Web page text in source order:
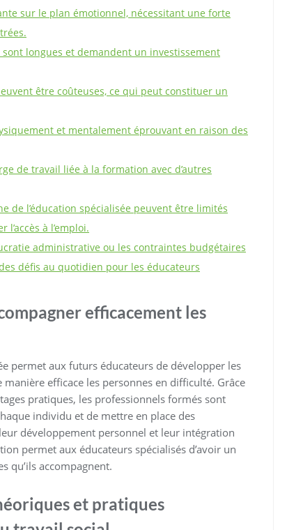
sur le plan émotionnel, nécessitant une forte
longues et demandent un investissement
être coûteuses, ce qui peut constituer un
et mentalement éprouvant en raison des
de travail liée à la formation avec d’autres
de l’éducation spécialisée peuvent être limités
à l’emploi.
administrative ou les contraintes budgétaires
défis au quotidien pour les éducateurs
efficacement les
permet aux futurs éducateurs de développer les
efficace les personnes en difficulté. Grâce
pratiques, les professionnels formés sont
individu et de mettre en place des
développement personnel et leur intégration
permet aux éducateurs spécialisés d’avoir un
qu’ils accompagnent.
et pratiques